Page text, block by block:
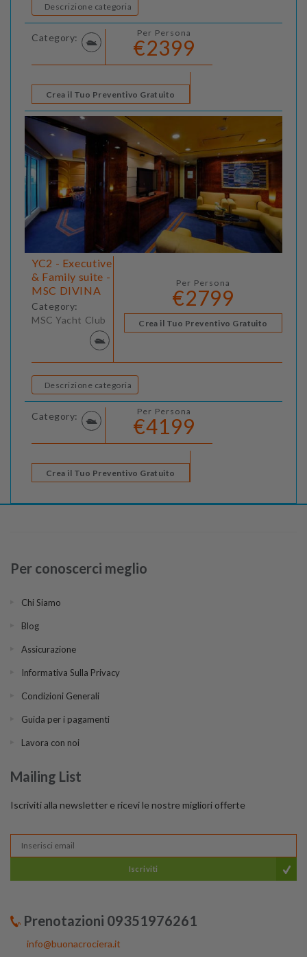
Descrizione categoria
Category: Per Persona
€2399
Crea il Tuo Preventivo Gratuito
YC2 - Executive
& Family suite -
MSC DIVINA
Category:
MSC Yacht Club
Per Persona
€2799
Crea il Tuo Preventivo Gratuito
Descrizione categoria
Category: Per Persona
€4199
Crea il Tuo Preventivo Gratuito
Per conoscerci meglio
Chi Siamo
Blog
Assicurazione
Informativa Sulla Privacy
Condizioni Generali
Guida per i pagamenti
Lavora con noi
Mailing List
Iscriviti alla newsletter e ricevi le nostre migliori offerte
Iscriviti
Prenotazioni 09351976261
info@buonacrociera.it